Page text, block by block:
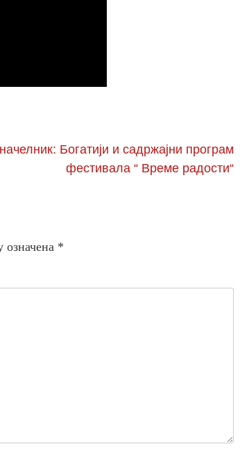
Богатији и садржајни програм
фестивала “ Време радости“
*